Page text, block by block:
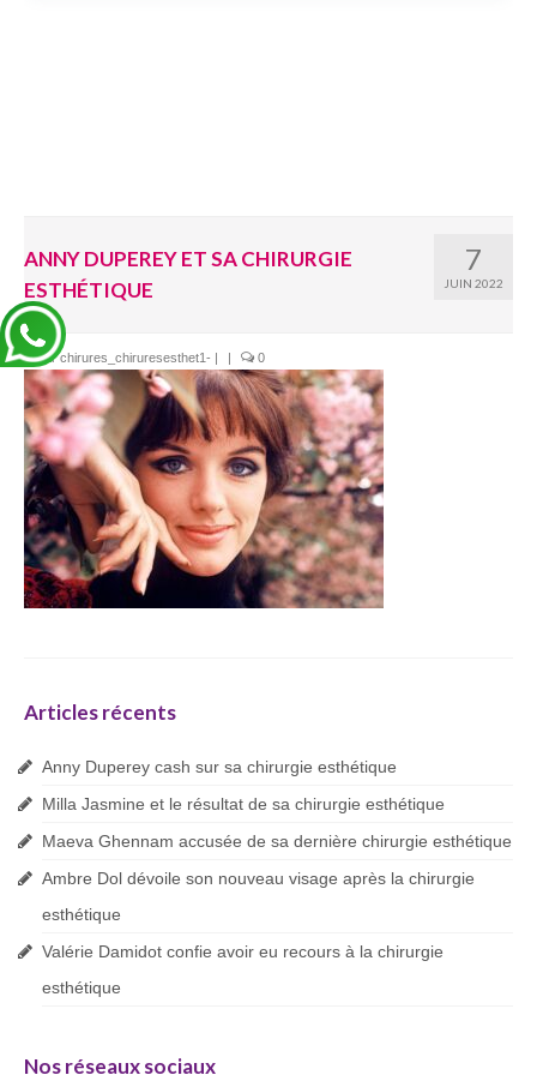
7
JUIN 2022
ANNY DUPEREY ET SA CHIRURGIE
ESTHÉTIQUE
parchirures_chiruresesthet1- | | 0
Articles récents
Anny Duperey cash sur sa chirurgie esthétique
Milla Jasmine et le résultat de sa chirurgie esthétique
Maeva Ghennam accusée de sa dernière chirurgie esthétique
Ambre Dol dévoile son nouveau visage après la chirurgie
esthétique
Valérie Damidot confie avoir eu recours à la chirurgie
esthétique
Nos réseaux sociaux